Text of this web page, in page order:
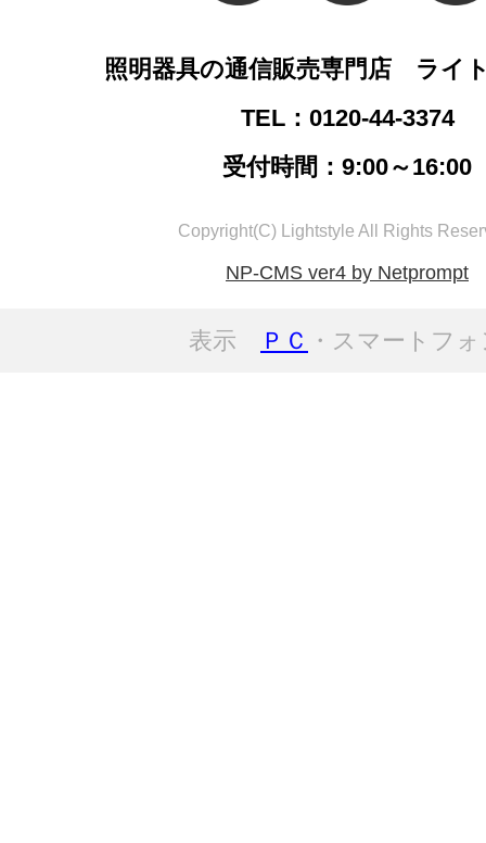
照明器具の通信販売専門店 ライ
TEL：0120-44-3374
受付時間：9:00～16:00
Copyright(C) Lightstyle All Rights
NP-CMS ver4 by Netprompt
表示 ＰＣ ・スマートフ